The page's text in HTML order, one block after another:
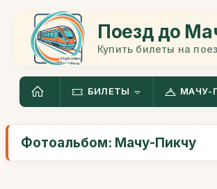
Поезд до
Купить билеты на
БИЛЕТЫ МАЧУ-
Фотоальбом: Мачу-Пикчу